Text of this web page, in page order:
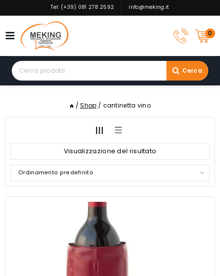
to
Tel: (+39) 081 278 2592 info@meking.it
0
Search
for:
Cerca
/ Shop / cantinetta vino
Visualizzazione del risultato